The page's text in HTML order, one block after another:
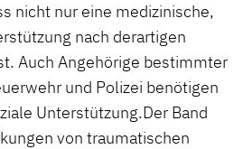
nicht nur eine medizinische,
nach derartigen
Auch Angehörige bestimmter
und Polizei benötigen
Unterstützung.Der Band
von traumatischen